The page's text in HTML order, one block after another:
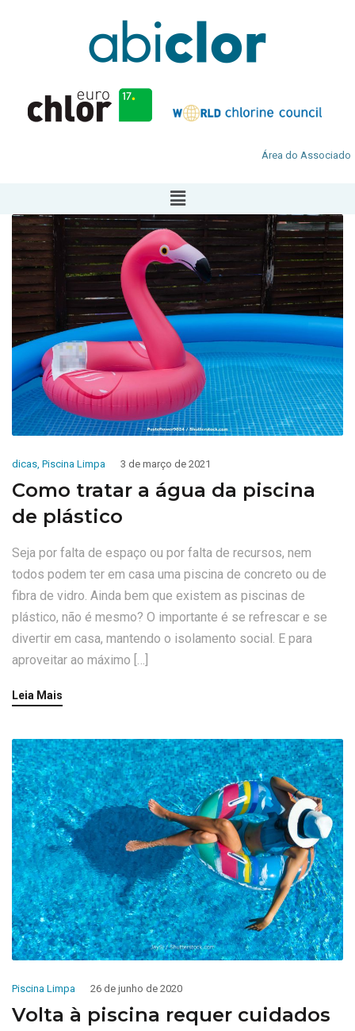
Área do Associado
dicas, Piscina Limpa 3 de março de 2021
Como tratar a água da piscina
de plástico
Seja por falta de espaço ou por falta de recursos, nem
todos podem ter em casa uma piscina de concreto ou de
fibra de vidro. Ainda bem que existem as piscinas de
plástico, não é mesmo? O importante é se refrescar e se
divertir em casa, mantendo o isolamento social. E para
aproveitar ao máximo […]
Leia Mais
Piscina Limpa 26 de junho de 2020
Volta à piscina requer cuidados